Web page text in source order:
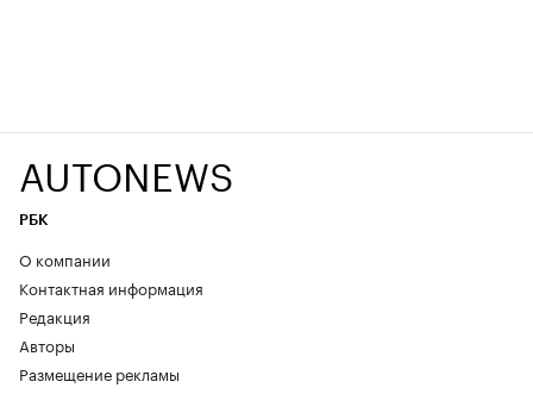
AUTONEWS
РБК
О компании
Контактная информация
Редакция
Авторы
Размещение рекламы